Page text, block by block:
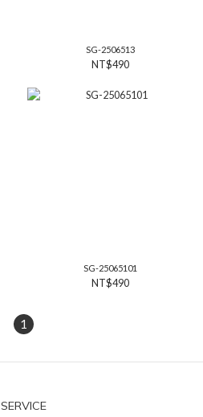
SG-2506513
NT$490
SG-25065101
NT$490
1
SERVICE